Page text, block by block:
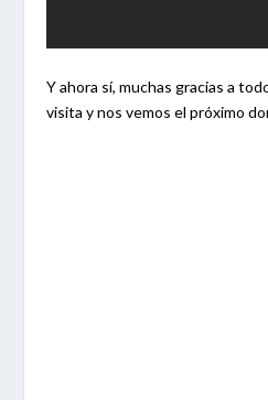
Y ahora sí, muchas gracias a
visita y nos vemos el próximo